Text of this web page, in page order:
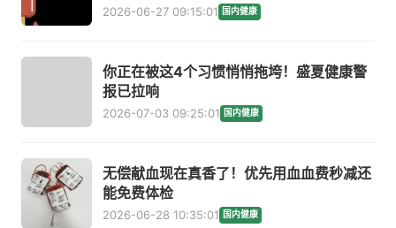
2026-06-27 09:15:01 国内健康
你正在被这4个习惯悄悄拖垮！盛夏健康警
报已拉响
2026-07-03 09:25:01 国内健康
无偿献血现在真香了！优先用血血费秒减还
能免费体检
2026-06-28 10:35:01 国内健康